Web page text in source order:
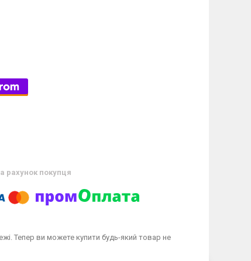
рахунок покупця
Тепер ви можете купити будь-який товар не